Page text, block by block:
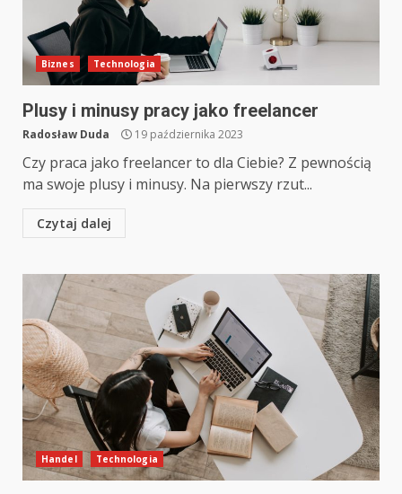
Biznes Technologia
Plusy i minusy pracy jako freelancer
Radosław Duda 19 października 2023
Czy praca jako freelancer to dla Ciebie? Z pewnością
ma swoje plusy i minusy. Na pierwszy rzut...
Czytaj dalej
Handel Technologia